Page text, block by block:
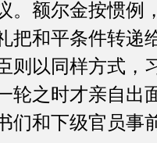
。额尔金按惯例
把和平条件转递
则以同样方式，
轮之时才亲自出
们和下级官员事